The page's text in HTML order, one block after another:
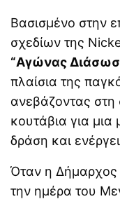
Γιατί
ADHD
Οι
γονέων
Βασισμένο στην
σχεδίων της
“Αγώνας
πλαίσια της
ανεβάζοντας
κουτάβια για μια
δράση και
Όταν η Δήμαρχος
την ημέρα του